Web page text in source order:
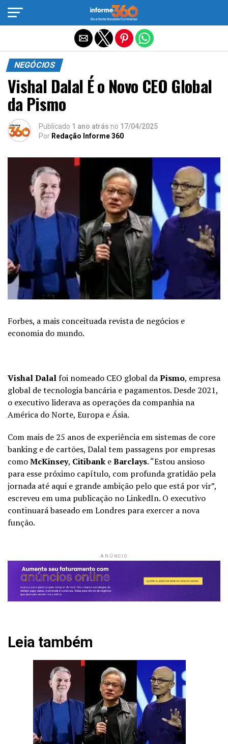
NEGÓCIOS
Vishal Dalal É o Novo CEO Global
da Pismo
Publicado 1 ano atrás no 17/04/2025
Por Redação Informe 360
Forbes, a mais conceituada revista de negócios e
economia do mundo.
Vishal Dalalfoi nomeado CEO global daPismo, empresa
global de tecnologia bancária e pagamentos. Desde 2021,
o executivo liderava as operações da companhia na
América do Norte, Europa e Ásia.
Com mais de 25 anos de experiência em sistemas de core
banking e de cartões, Dalal tem passagens por empresas
comoMcKinsey, Citibank eBarclays. “Estou ansioso
para esse próximo capítulo, com profunda gratidão pela
jornada até aqui e grande ambição pelo que está por vir”,
escreveu em uma publicação no LinkedIn. O executivo
continuará baseado em Londres para exercer a nova
função.
ANÚNCIO
Leia também
Sair da versão mobile